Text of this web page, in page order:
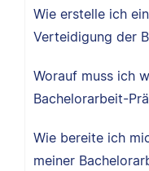
Wie erstelle ich
Verteidigung der
Worauf muss ich
Bachelorarbeit-
Wie bereite ich
meiner